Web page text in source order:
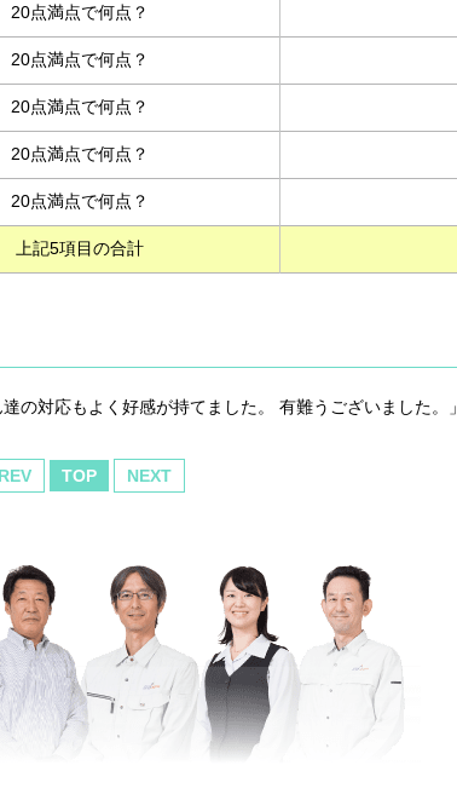
20点満点で何点？
20点満点で何点？
20点満点で何点？
20点満点で何点？
20点満点で何点？
上記5項目の合計
の対応もよく好感が持てました。 有難うございました。」
TOP NEXT